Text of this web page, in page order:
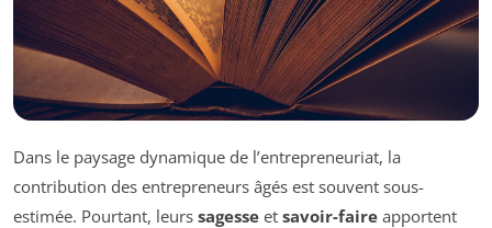
Dans le paysage dynamique de l’entrepreneuriat, la
contribution des entrepreneurs âgés est souvent sous-
estimée. Pourtant, leurs sagesse et savoir-faire apportent